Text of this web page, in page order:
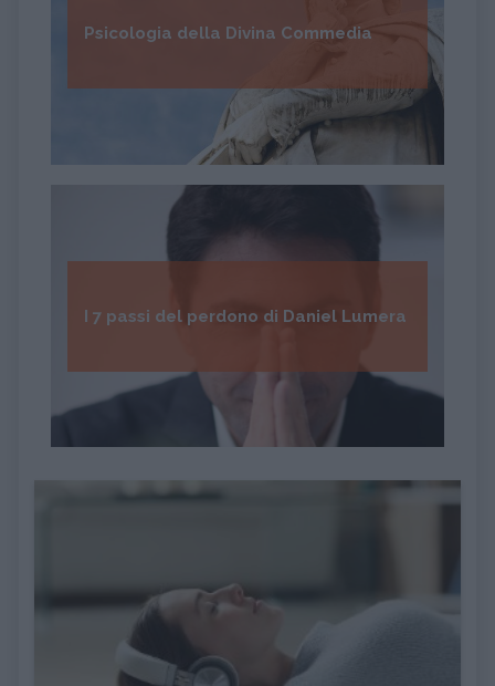
Psicologia della Divina Commedia
I 7 passi del perdono di Daniel Lumera